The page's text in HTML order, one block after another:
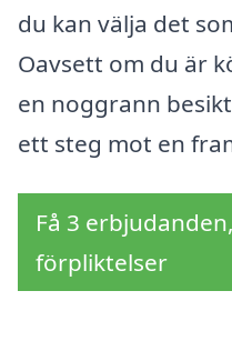
du kan välja det
Oavsett om du är
en noggrann
ett steg mot en
Få 3
förpliktelser